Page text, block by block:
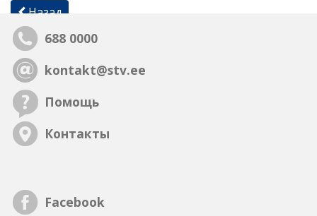
Назад
688 0000
kontakt@stv.ee
Помощь
Контакты
Facebook